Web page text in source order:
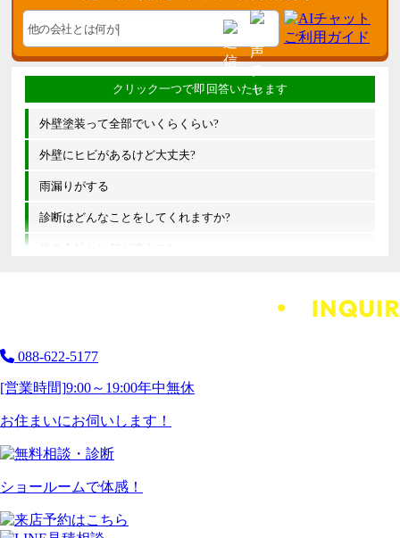
外壁塗装って全部でいくらくらい?
外壁にヒビがあるけど大丈夫?
雨漏りがする
診断はどんなことをしてくれますか?
他の会社とは何が違うの?
088-622-5177
[営業時間]9:00～19:00年中無休
お住まいにお伺いします！
ショールームで体感！